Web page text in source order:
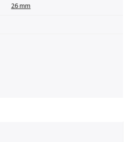
26 mm